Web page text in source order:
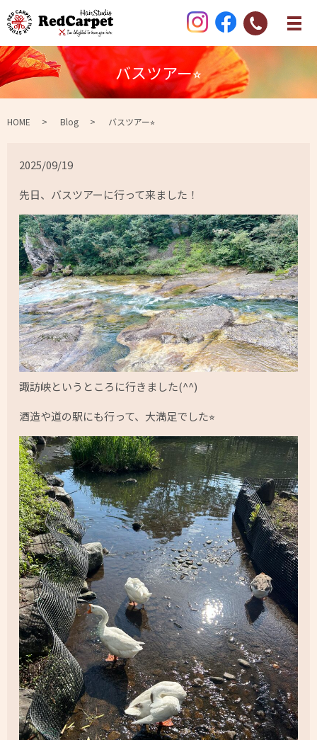
バスツアー⭐︎
HOME Blog バスツアー⭐︎
2025/09/19
先日、バスツアーに行って来ました！
諏訪峡というところに行きました(^^)
酒造や道の駅にも行って、大満足でした⭐︎